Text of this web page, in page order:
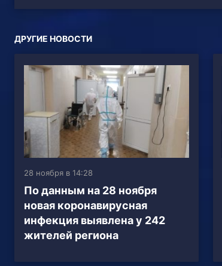
ДРУГИЕ НОВОСТИ
28 ноября в 14:28
По данным на 28 ноября
новая коронавирусная
инфекция выявлена у 242
жителей региона